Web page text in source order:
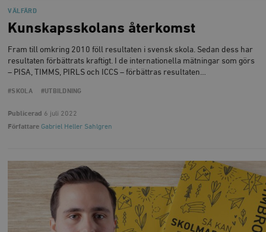
VÄLFÄRD
Kunskapsskolans återkomst
Fram till omkring 2010 föll resultaten i svensk skola. Sedan dess har
resultaten förbättrats kraftigt. I de internationella mätningar som görs
– PISA, TIMMS, PIRLS och ICCS – förbättras resultaten…
#SKOLA #UTBILDNING
Publicerad 6 juli 2022
Författare Gabriel Heller Sahlgren